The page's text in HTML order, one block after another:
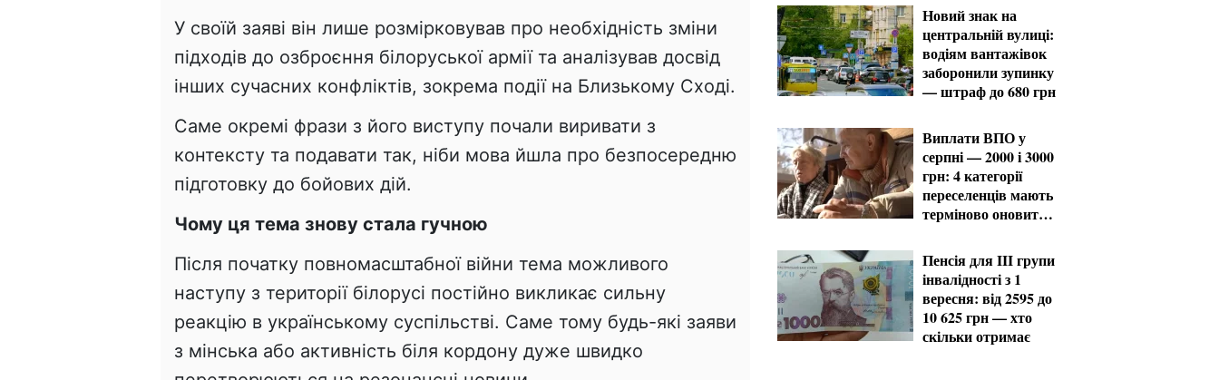
У своїй заяві він лише розмірковував про необхідність зміни
підходів до озброєння білоруської армії та аналізував досвід
інших сучасних конфліктів, зокрема події на Близькому Сході.
Саме окремі фрази з його виступу почали виривати з
контексту та подавати так, ніби мова йшла про безпосередню
підготовку до бойових дій.
Чому ця тема знову стала гучною
Після початку повномасштабної війни тема можливого
наступу з території білорусі постійно викликає сильну
реакцію в українському суспільстві. Саме тому будь-які заяви
з мінська або активність біля кордону дуже швидко
Новий знак на
центральній вулиці:
водіям вантажівок
заборонили зупинку
— штраф до 680 грн
Виплати ВПО у
серпні — 2000 і 3000
грн: 4 категорії
переселенців мають
терміново оновити
Пенсія для III групи
інвалідності з 1
вересня: від 2595 до
10 625 грн — хто
скільки отримає